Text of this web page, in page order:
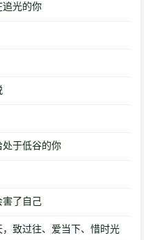
追光的你
于低谷的你
害了自己
致过往、爱当下、惜时光